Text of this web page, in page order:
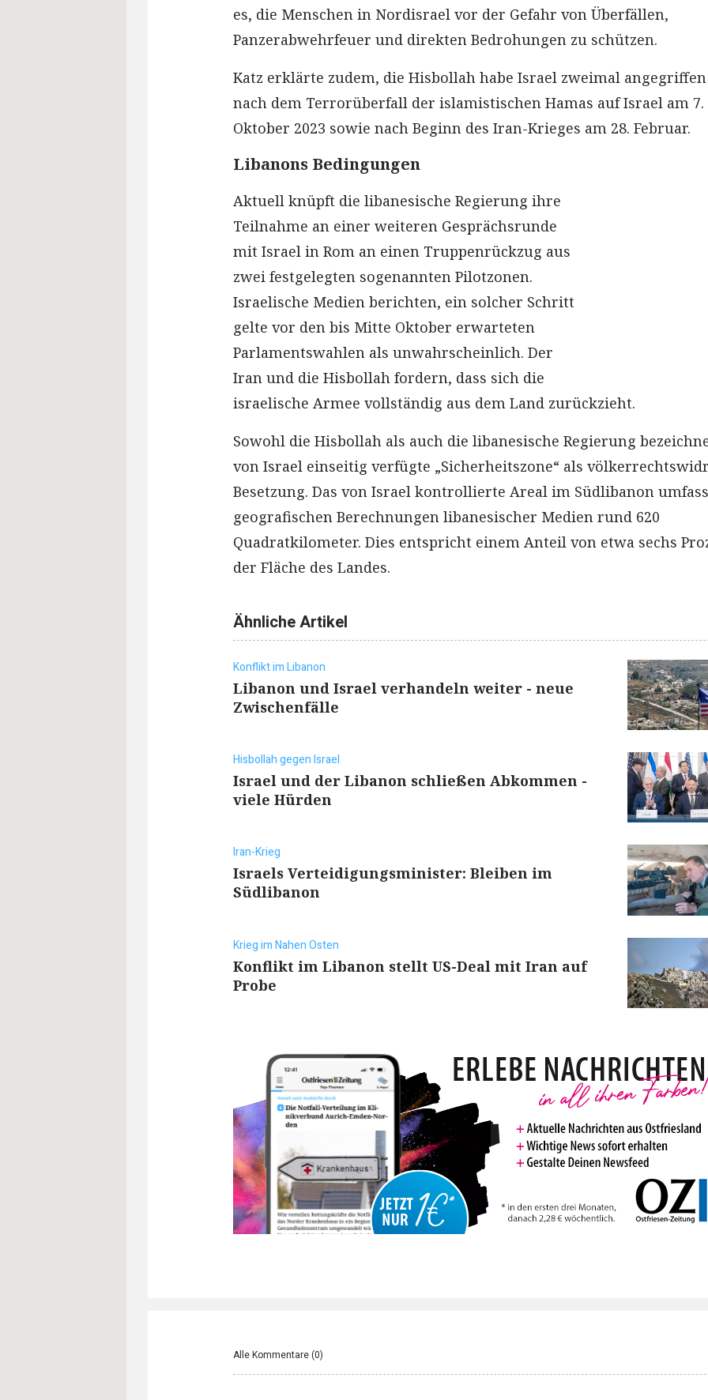
es, die Menschen in Nordisrael vor der Gefahr von Überfällen,
Panzerabwehrfeuer und direkten Bedrohungen zu schützen.
Katz erklärte zudem, die Hisbollah habe Israel zweimal
nach dem Terrorüberfall der islamistischen Hamas auf Israel am 7.
Oktober 2023 sowie nach Beginn des Iran-Krieges am 28. Februar.
Libanons Bedingungen
Aktuell knüpft die libanesische Regierung ihre
Teilnahme an einer weiteren Gesprächsrunde
mit Israel in Rom an einen Truppenrückzug aus
zwei festgelegten sogenannten Pilotzonen.
Israelische Medien berichten, ein solcher Schritt
gelte vor den bis Mitte Oktober erwarteten
Parlamentswahlen als unwahrscheinlich. Der
Iran und die Hisbollah fordern, dass sich die
israelische Armee vollständig aus dem Land zurückzieht.
Sowohl die Hisbollah als auch die libanesische Regierung
von Israel einseitig verfügte „Sicherheitszone“ als
Besetzung. Das von Israel kontrollierte Areal im Südlibanon
geografischen Berechnungen libanesischer Medien rund 620
Quadratkilometer. Dies entspricht einem Anteil von etwa sechs
der Fläche des Landes.
Ähnliche Artikel
Konflikt im Libanon
Libanon und Israel verhandeln weiter - neue
Zwischenfälle
Hisbollah gegen Israel
Israel und der Libanon schließen Abkommen -
viele Hürden
Iran-Krieg
Israels Verteidigungsminister: Bleiben im
Südlibanon
Krieg im Nahen Osten
Konflikt im Libanon stellt US-Deal mit Iran auf
Probe
Alle Kommentare (0)